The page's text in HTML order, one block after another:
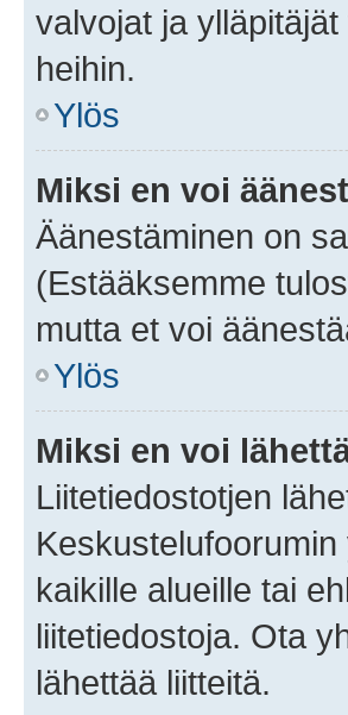
valvojat ja
heihin.
Ylös
Miksi en voi
Äänestäminen on
(Estääksemme
mutta et voi
Ylös
Miksi en voi
Liitetiedostotjen
kaikille alueille tai
liitetiedostoja. Ota
lähettää liitteitä.